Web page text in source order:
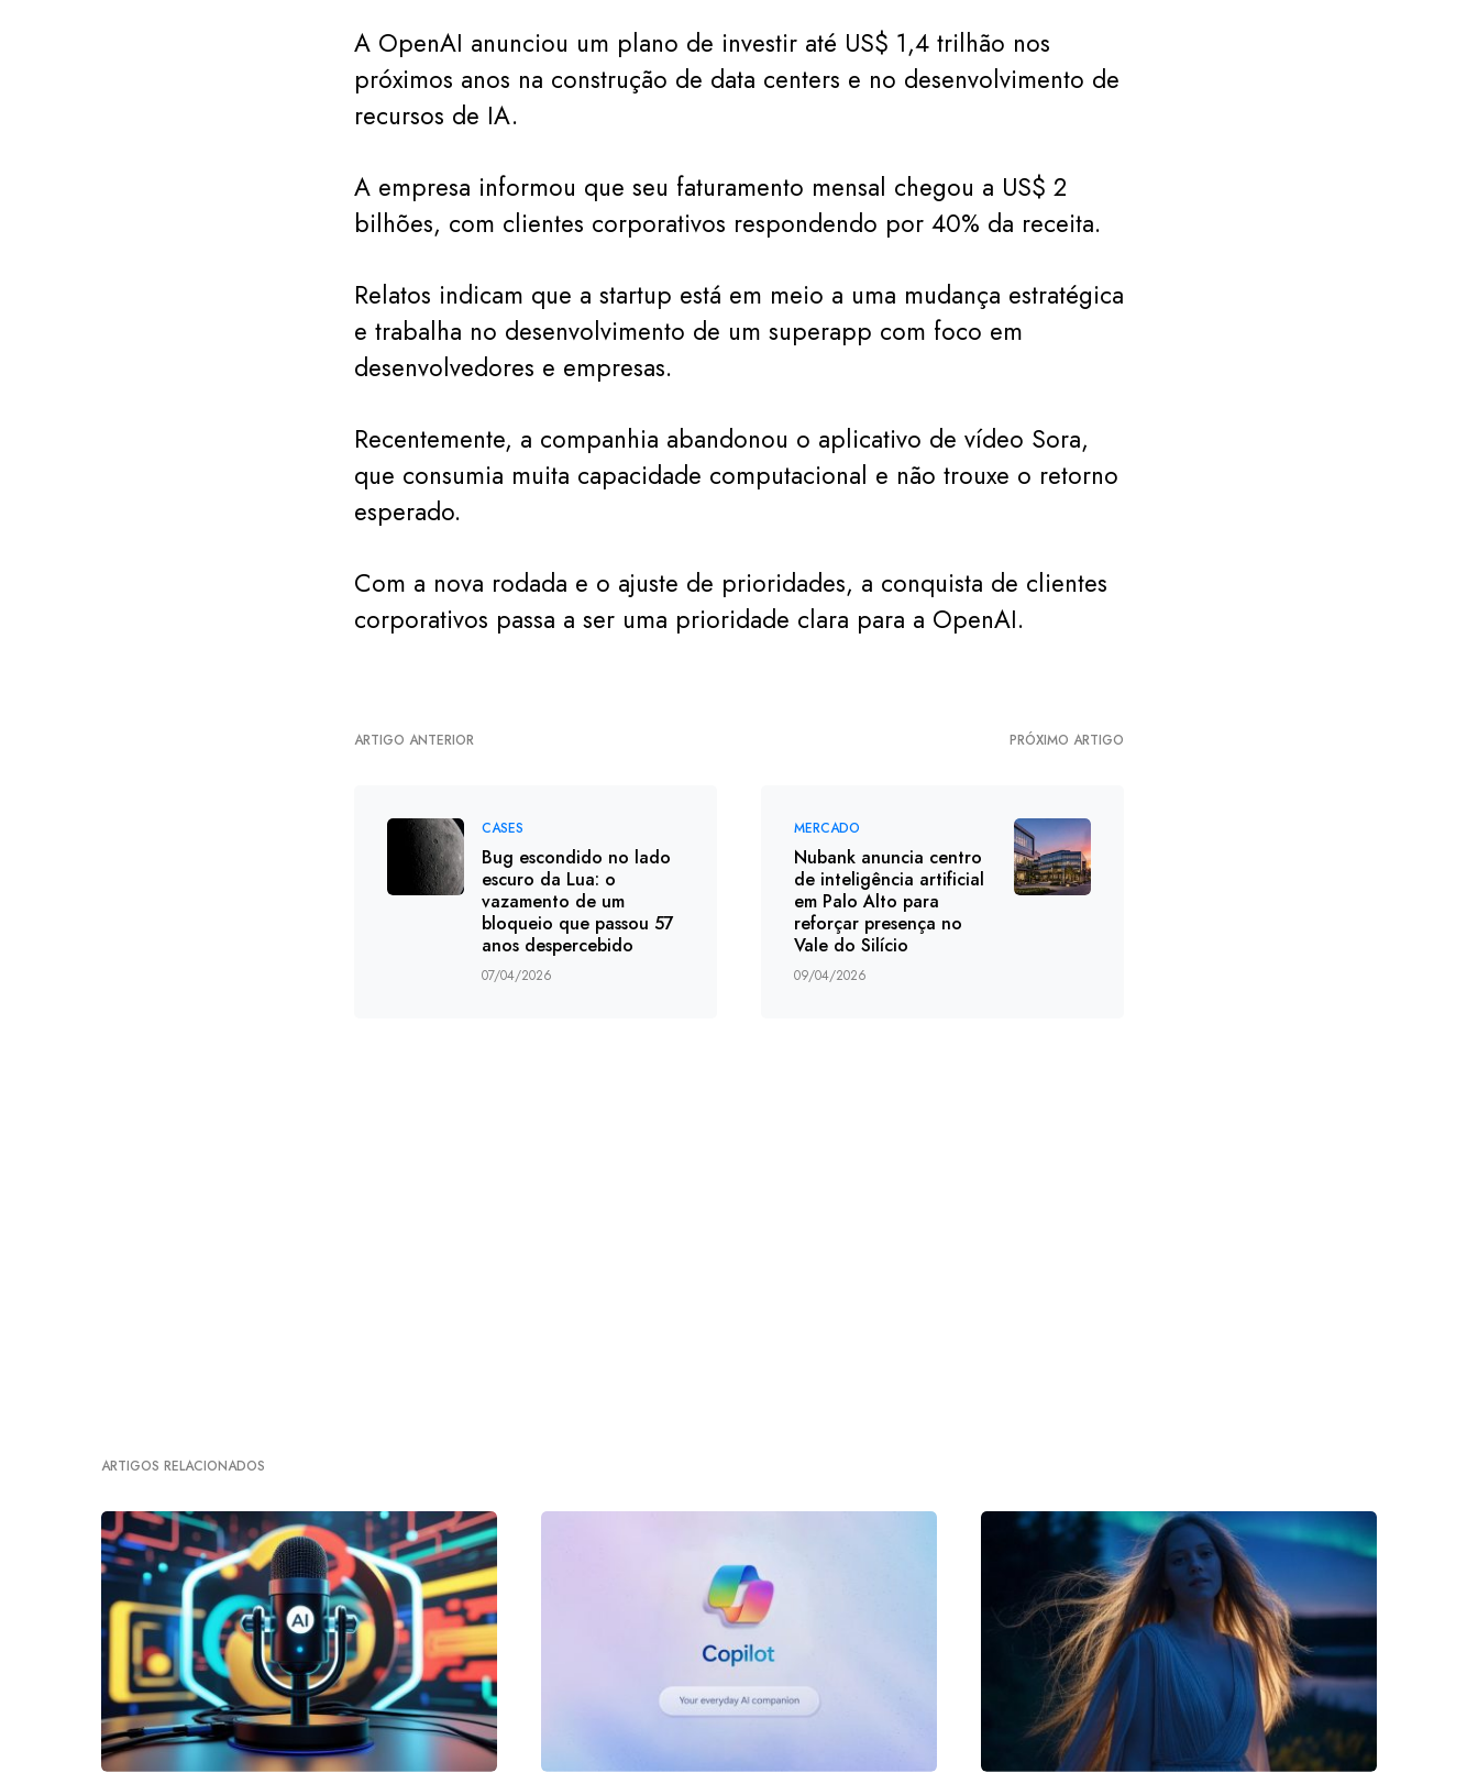
A OpenAI anunciou um plano de investir até US$ 1,4 trilhão nos
próximos anos na construção de data centers e no desenvolvimento de
recursos de IA.
A empresa informou que seu faturamento mensal chegou a US$ 2
bilhões, com clientes corporativos respondendo por 40% da receita.
Relatos indicam que a startup está em meio a uma mudança estratégica
e trabalha no desenvolvimento de um superapp com foco em
desenvolvedores e empresas.
Recentemente, a companhia abandonou o aplicativo de vídeo Sora,
que consumia muita capacidade computacional e não trouxe o retorno
esperado.
Com a nova rodada e o ajuste de prioridades, a conquista de clientes
corporativos passa a ser uma prioridade clara para a OpenAI.
ARTIGO ANTERIOR
CASES
Bug escondido no lado
escuro da Lua: o
vazamento de um
bloqueio que passou 57
anos despercebido
07/04/2026
PRÓXIMO ARTIGO
MERCADO
Nubank anuncia centro
de inteligência artificial
em Palo Alto para
reforçar presença no
Vale do Silício
09/04/2026
ARTIGOS RELACIONADOS